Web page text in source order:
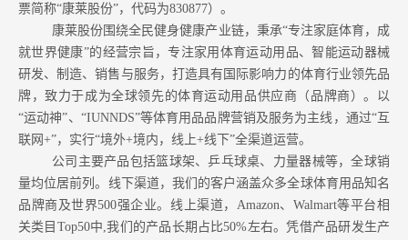
票简称“康莱股份”，代码为830877）。
康莱股份围绕全民健身健康产业链，秉承“专注家庭体育，成
就世界健康”的经营宗旨，专注家用体育运动用品、智能运动器械
研发、制造、销售与服务，打造具有国际影响力的体育行业领先品
牌，致力于成为全球领先的体育运动用品供应商（品牌商）。以
“运动神”、“IUNNDS”等体育用品品牌营销及服务为主线，通过“互
联网+”，实行“境外+境内，线上+线下”全渠道运营。
公司主要产品包括篮球架、乒乓球桌、力量器械等，全球销
量均位居前列。 线下渠道，我们的客户涵盖众多全球体育用品知名
品牌商及世界500强企业。 线上渠道，Amazon、Walmart等平台相
关类目Top50中,我们的产品长期占比50%左右。凭借产品研发生产